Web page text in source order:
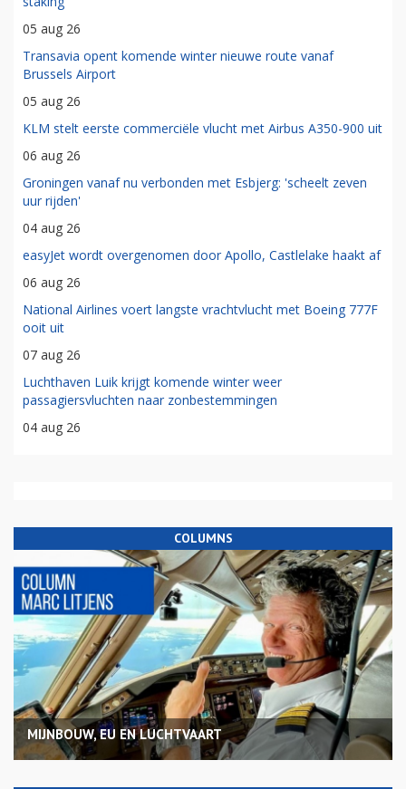
05 aug 26
Transavia opent komende winter nieuwe route vanaf
Brussels Airport
05 aug 26
KLM stelt eerste commerciële vlucht met Airbus A350-900 uit
06 aug 26
Groningen vanaf nu verbonden met Esbjerg: 'scheelt zeven
uur rijden'
04 aug 26
easyJet wordt overgenomen door Apollo, Castlelake haakt af
06 aug 26
National Airlines voert langste vrachtvlucht met Boeing 777F
ooit uit
07 aug 26
Luchthaven Luik krijgt komende winter weer
passagiersvluchten naar zonbestemmingen
04 aug 26
COLUMNS
MIJNBOUW, EU EN LUCHTVAART